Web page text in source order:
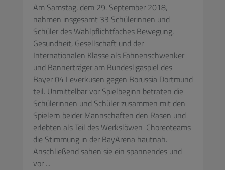
Am Samstag, dem 29. September 2018,
nahmen insgesamt 33 Schülerinnen und
Schüler des Wahlpflichtfaches Bewegung,
Gesundheit, Gesellschaft und der
Internationalen Klasse als Fahnenschwenker
und Bannerträger am Bundesligaspiel des
Bayer 04 Leverkusen gegen Borussia Dortmund
teil. Unmittelbar vor Spielbeginn betraten die
Schülerinnen und Schüler zusammen mit den
Spielern beider Mannschaften den Rasen und
erlebten als Teil des Werkslöwen-Choreoteams
die Stimmung in der BayArena hautnah.
Anschließend sahen sie ein spannendes und
vor ...